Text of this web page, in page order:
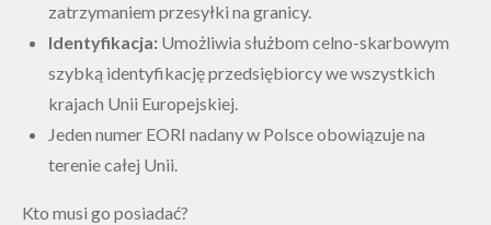
zatrzymaniem przesyłki na granicy.
Identyfikacja: Umożliwia służbom celno-skarbowym
szybką identyfikację przedsiębiorcy we wszystkich
krajach Unii Europejskiej.
Jeden numer EORI nadany w Polsce obowiązuje na
terenie całej Unii.
Kto musi go posiadać?